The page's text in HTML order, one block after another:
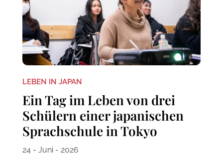
LEBEN IN JAPAN
Ein Tag im Leben von drei
Schülern einer japanischen
Sprachschule in Tokyo
24 - Juni - 2026